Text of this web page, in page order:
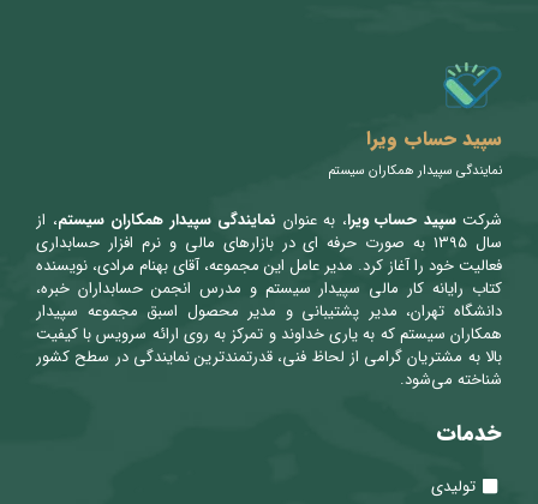
سپید حساب ویرا
نمایندگی سپیدار همکاران سیستم
شرکتسپید حساب ویرا، به عنوان نمایندگی سپیدار همکاران سیستم، از
سال ۱۳۹۵ به صورت حرفه ای در بازارهای مالی و نرم افزار حسابداری
فعالیت خود را آغاز کرد. مدیر عامل این مجموعه، آقای بهنام مرادی، نویسنده
کتاب رایانه کار مالی سپیدار سیستم و مدرس انجمن حسابداران خبره،
دانشگاه تهران، مدیر پشتیبانی و مدیر محصول اسبق مجموعه سپیدار
همکاران سیستم که به یاری خداوند و تمرکز به روی ارائه سرویس با کیفیت
بالا به مشتریان گرامی از لحاظ فنی، قدرتمندترین نمایندگی در سطح کشور
شناخته می‌شود.
خدمات
تولیدی